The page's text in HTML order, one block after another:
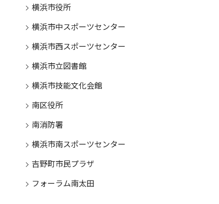
横浜市役所
横浜市中スポーツセンター
横浜市西スポーツセンター
横浜市立図書館
横浜市技能文化会館
南区役所
南消防署
横浜市南スポーツセンター
吉野町市民プラザ
フォーラム南太田